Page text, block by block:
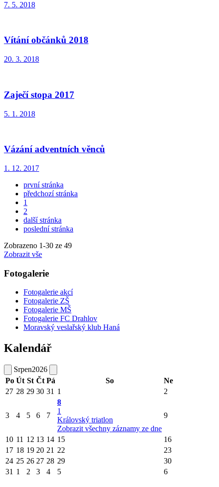
7. 5. 2018
Vítání občánků 2018
20. 3. 2018
Zaječí stopa 2017
5. 1. 2018
Vázání adventních věnců
1. 12. 2017
první stránka
předchozí stránka
1
2
další stránka
poslední stránka
Zobrazeno 1-30 ze 49
Zobrazit vše
Fotogalerie
Fotogalerie akcí
Fotogalerie ZŠ
Fotogalerie MŠ
Fotogalerie FC Drahlov
Moravský veslařský klub Haná
Kalendář
Srpen2026
Po Út St Čt Pá So
Ne
27 28 29 30 31 1 2
3 4 5 6 7
8
1
Královský triatlon
Zobrazit všechny záznamy ze dne
9
10 11 12 13 14 15
16
17 18 19 20 21 22
23
24 25 26 27 28 29
30
31 1 2 3 4 5 6